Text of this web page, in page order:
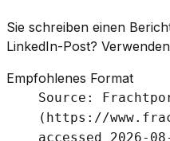
Sie schreiben einen
LinkedIn-Post?
Empfohlenes Format
Source:
(https://
accessed 2026-